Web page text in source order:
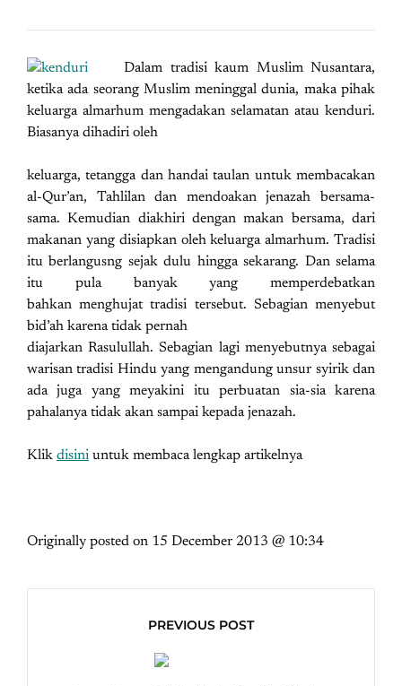
Dalam tradisi kaum Muslim Nusantara,
ketika ada seorang Muslim meninggal dunia, maka pihak
keluarga almarhum mengadakan selamatan atau kenduri.
Biasanya dihadiri oleh
keluarga, tetangga dan handai taulan untuk membacakan
al-Qur’an, Tahlilan dan mendoakan jenazah bersama-
sama. Kemudian diakhiri dengan makan bersama, dari
makanan yang disiapkan oleh keluarga almarhum. Tradisi
itu berlangusng sejak dulu hingga sekarang. Dan selama
itu pula banyak yang memperdebatkan
bahkan menghujat tradisi tersebut. Sebagian menyebut
bid’ah karena tidak pernah
diajarkan Rasulullah. Sebagian lagi menyebutnya sebagai
warisan tradisi Hindu yang mengandung unsur syirik dan
ada juga yang meyakini itu perbuatan sia-sia karena
pahalanya tidak akan sampai kepada jenazah.
Klik disini untuk membaca lengkap artikelnya
Originally posted on 15 December 2013 @ 10:34
PREVIOUS POST